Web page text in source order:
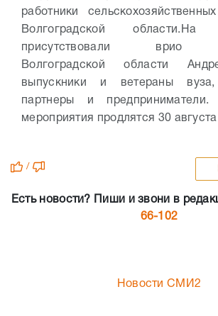
работники
Волгоградской области. На
присутствовали врио
Волгоградской области
выпускники и ветераны
партнеры и предприниматели.
мероприятия продлятся 30
/
Есть новости? Пиши и звони в
66-102
Новости СМИ2